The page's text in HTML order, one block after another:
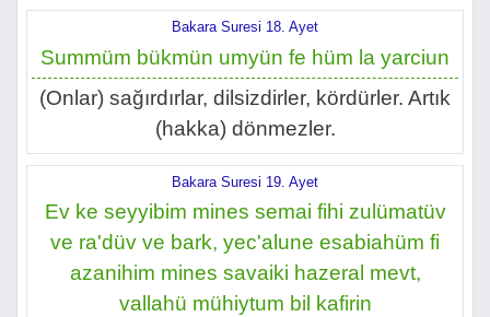
Bakara Suresi 18. Ayet
Summüm bükmün umyün fe hüm la yarciun
(Onlar) sağırdırlar, dilsizdirler, kördürler. Artık
(hakka) dönmezler.
Bakara Suresi 19. Ayet
Ev ke seyyibim mines semai fihi zulümatüv
ve ra'düv ve bark, yec'alune esabiahüm fi
azanihim mines savaiki hazeral mevt,
vallahü mühiytum bil kafirin